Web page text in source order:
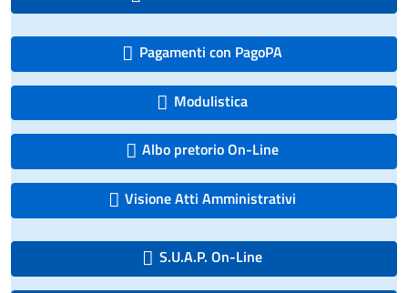
Pagamenti con PagoPA
Modulistica
Albo pretorio On-Line
Visione Atti Amministrativi
S.U.A.P. On-Line